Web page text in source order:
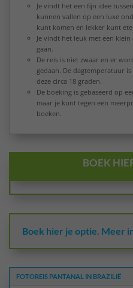
Je vindt het een fijn idee
kunnen vallen op een luxe
kunt komen en lekker kunt
Je vindt het leuk met een
gaan.
De reis is niet zwaar en er
gedaan. De dagtemperatuur
deze circa 18 graden.
De boeking is gebaseerd op
maar je kunt tegen een
boeken.
BOEK
Boek hier je optie. Meer
FOTOREIS PANTANAL IN BRAZILIË